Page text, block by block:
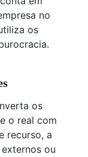
no
os
os
o real com
recurso, a
ou